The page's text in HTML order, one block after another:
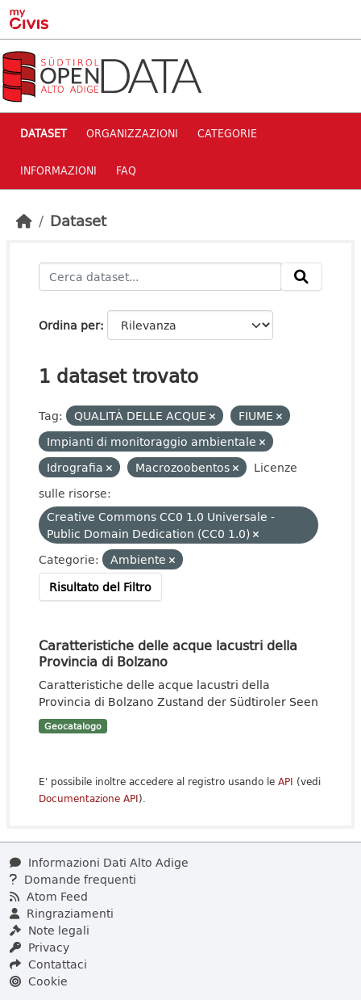
Skip to main content
DATASET ORGANIZZAZIONI CATEGORIE
INFORMAZIONI FAQ
Dataset
Ordina per
1 dataset trovato
Tag: QUALITÀ DELLE ACQUE
FIUME
Impianti di monitoraggio ambientale
Idrografia
Macrozoobentos
Licenze
sulle risorse:
Creative Commons CC0 1.0 Universale -
Public Domain Dedication (CC0 1.0)
Categorie:
Ambiente
Risultato del Filtro
Caratteristiche delle acque lacustri della
Provincia di Bolzano
Caratteristiche delle acque lacustri della
Provincia di Bolzano Zustand der Südtiroler Seen
Geocatalogo
E' possibile inoltre accedere al registro usando le API (vedi
Documentazione API).
Informazioni Dati Alto Adige
Domande frequenti
Atom Feed
Ringraziamenti
Note legali
Privacy
Contattaci
Cookie